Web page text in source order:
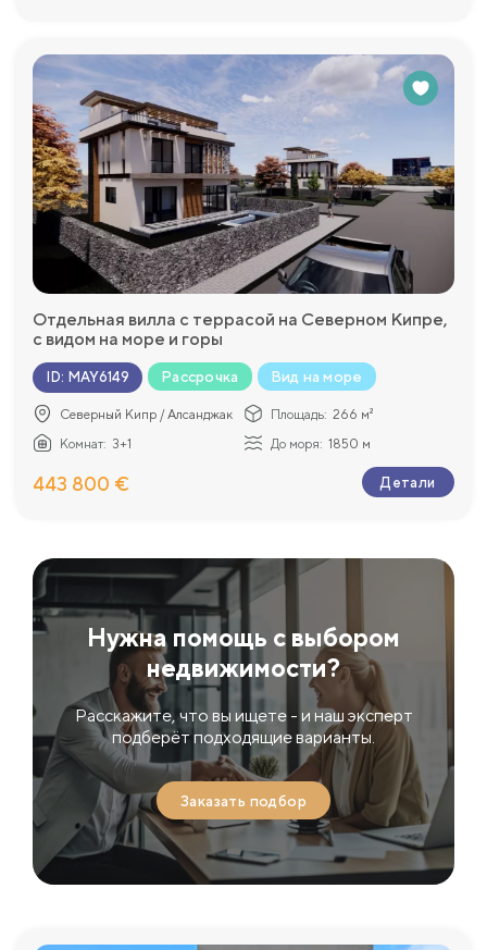
Отдельная вилла с террасой на Северном Кипре,
с видом на море и горы
ID: MAY6149 Рассрочка Вид на море
Северный Кипр / Алсанджак Площадь: 266 м²
Комнат: 3+1 До моря: 1850 м
443 800 € Детали
Нужна помощь с выбором
недвижимости?
Расскажите, что вы ищете - и наш эксперт
подберёт подходящие варианты.
Заказать подбор